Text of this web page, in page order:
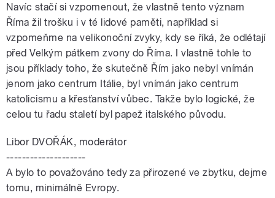
Navíc stačí si vzpomenout, že vlastně tento význam
Říma žil trošku i v té lidové paměti, například si
vzpomeňme na velikonoční zvyky, kdy se říká, že odlétají
před Velkým pátkem zvony do Říma. I vlastně tohle to
jsou příklady toho, že skutečně Řím jako nebyl vnímán
jenom jako centrum Itálie, byl vnímán jako centrum
katolicismu a křesťanství vůbec. Takže bylo logické, že
celou tu řadu staletí byl papež italského původu.
Libor DVOŘÁK, moderátor
--------------------
A bylo to považováno tedy za přirozené ve zbytku, dejme
tomu, minimálně Evropy.